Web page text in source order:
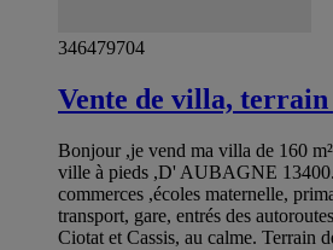
346479704
Vente de villa, terrain
Bonjour ,je vend ma villa de 160
ville à pieds ,D' AUBAGNE
commerces ,écoles maternelle,
transport, gare, entrés des
Ciotat et Cassis, au calme. Terrain